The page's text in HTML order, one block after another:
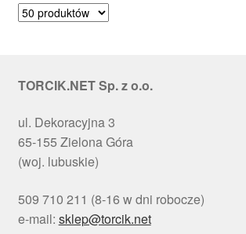
TORCIK.NET Sp. z o.o.
ul. Dekoracyjna 3
65-155 Zielona Góra
(woj. lubuskie)
509 710 211 (8-16 w dni robocze)
e-mail: sklep@torcik.net